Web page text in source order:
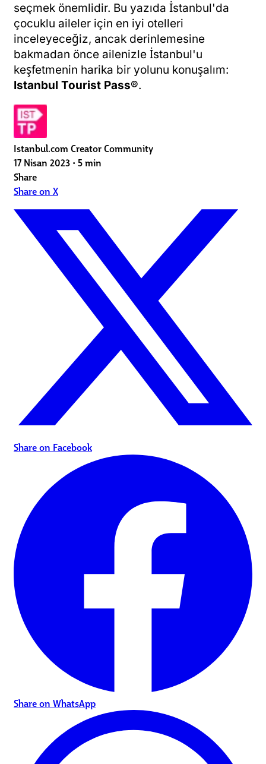
seçmek önemlidir. Bu yazıda İstanbul'da
çocuklu aileler için en iyi otelleri
inceleyeceğiz, ancak derinlemesine
bakmadan önce ailenizle İstanbul'u
keşfetmenin harika bir yolunu konuşalım:
Istanbul Tourist Pass®.
Istanbul.com Creator Community
17 Nisan 2023 • 5 min
Share
Share on X
Share on Facebook
Share on WhatsApp